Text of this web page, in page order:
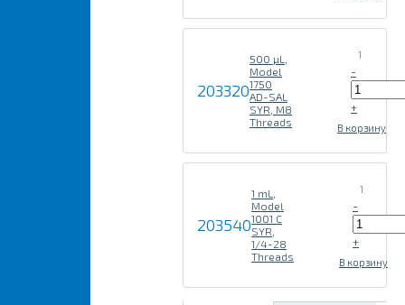
203320
500 µL,
Model
1750
AD-SAL
SYR, M8
Threads
1
-
+
В корзину
203540
1 mL,
Model
1001 C
SYR,
1/4-28
Threads
1
-
+
В корзину